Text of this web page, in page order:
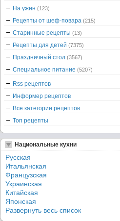
На ужин (123)
Рецепты от шеф-повара (215)
Старинные рецепты (13)
Рецепты для детей (7375)
Праздничный стол (3567)
Специальное питание (5207)
Rss рецептов
Информер рецептов
Все категории рецептов
Топ рецепты
Национальные кухни
Русская
Итальянская
Французская
Украинская
Китайская
Японская
Развернуть весь список